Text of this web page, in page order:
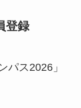
登録
パス2026」